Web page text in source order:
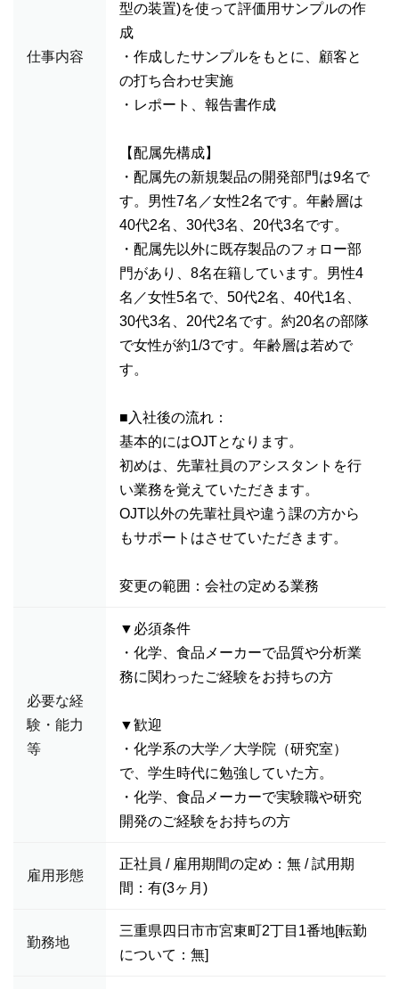
仕事内容
型の装置)を使って評価用サンプルの作
成
・作成したサンプルをもとに、顧客と
の打ち合わせ実施
・レポート、報告書作成
【配属先構成】
・配属先の新規製品の開発部門は9名で
す。男性7名／女性2名です。年齢層は
40代2名、30代3名、20代3名です。
・配属先以外に既存製品のフォロー部
門があり、8名在籍しています。男性4
名／女性5名で、50代2名、40代1名、
30代3名、20代2名です。約20名の部隊
で女性が約1/3です。年齢層は若めで
す。
■入社後の流れ：
基本的にはOJTとなります。
初めは、先輩社員のアシスタントを行
い業務を覚えていただきます。
OJT以外の先輩社員や違う課の方から
もサポートはさせていただきます。
変更の範囲：会社の定める業務
必要な経
験・能力
等
▼必須条件
・化学、食品メーカーで品質や分析業
務に関わったご経験をお持ちの方
▼歓迎
・化学系の大学／大学院（研究室）
で、学生時代に勉強していた方。
・化学、食品メーカーで実験職や研究
開発のご経験をお持ちの方
雇用形態
正社員 / 雇用期間の定め：無 / 試用期
間：有(3ヶ月)
勤務地
三重県四日市市宮東町2丁目1番地[転勤
について：無]